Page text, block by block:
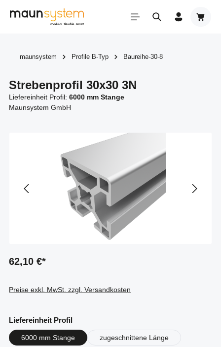
Zum Hauptinhalt springen
maunsystem Profile B-Typ Baureihe-30-8
Strebenprofil 30x30 3N
Liefereinheit Profil: 6000 mm Stange
Maunsystem GmbH
62,10 €*
Preise exkl. MwSt. zzgl. Versandkosten
Liefereinheit Profilauswählen
6000 mm Stange zugeschnittene Länge